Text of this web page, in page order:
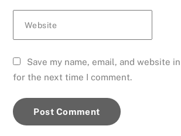
Website
Save my name, email, and website
for the next time I comment.